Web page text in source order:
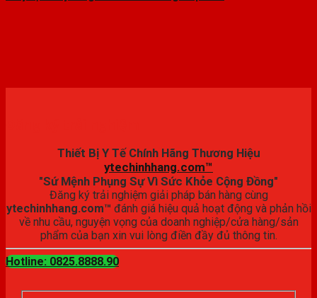
Thiết Bị Y Tế Chính Hãng Thương Hiệu
ytechinhhang.com™
"Sứ Mệnh Phụng Sự Vì Sức Khỏe Cộng Đồng"
Đăng ký trải nghiệm giải pháp bán hàng cùng
ytechinhhang.com™ đánh giá hiệu quả hoạt động và phản hồi
về nhu cầu, nguyện vọng của doanh nghiệp/cửa hàng/sản
phẩm của bạn xin vui lòng điền đầy đủ thông tin.
Hotline: 0825.8888.90